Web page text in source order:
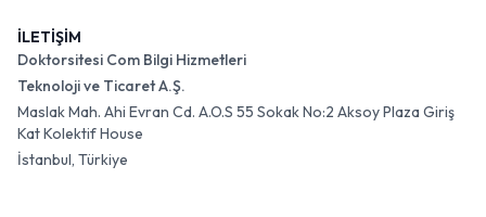
İLETİŞİM
Doktorsitesi Com Bilgi Hizmetleri
Teknoloji ve Ticaret A.Ş.
Maslak Mah. Ahi Evran Cd. A.O.S 55 Sokak No:2 Aksoy Plaza Giriş
Kat Kolektif House
İstanbul, Türkiye